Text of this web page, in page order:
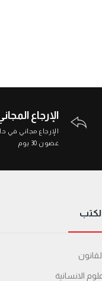
الإرجاع
الإرجاع مجاني في
غضون 30 يوم
علوم الانسانية